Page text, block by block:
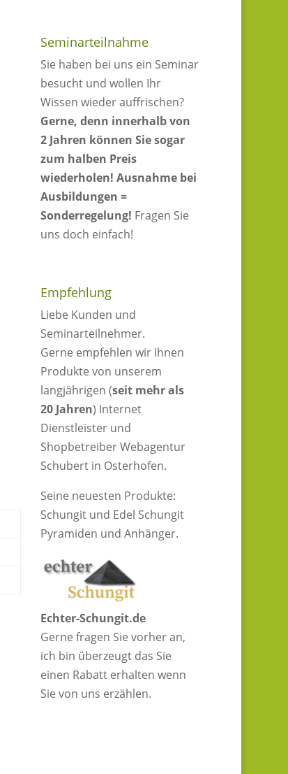
Seminarteilnahme
Sie haben bei uns ein Seminar
besucht und wollen Ihr
Wissen wieder auffrischen?
Gerne, denn innerhalb von
2 Jahren können Sie sogar
zum halben Preis
wiederholen! Ausnahme bei
Ausbildungen =
Sonderregelung! Fragen Sie
uns doch einfach!
Empfehlung
Liebe Kunden und
Seminarteilnehmer.
Gerne empfehlen wir Ihnen
Produkte von unserem
langjährigen (seit mehr als
20 Jahren) Internet
Dienstleister und
Shopbetreiber Webagentur
Schubert in Osterhofen.
Seine neuesten Produkte:
Schungit und Edel Schungit
Pyramiden und Anhänger.
Echter-Schungit.de
Gerne fragen Sie vorher an,
ich bin überzeugt das Sie
einen Rabatt erhalten wenn
Sie von uns erzählen.